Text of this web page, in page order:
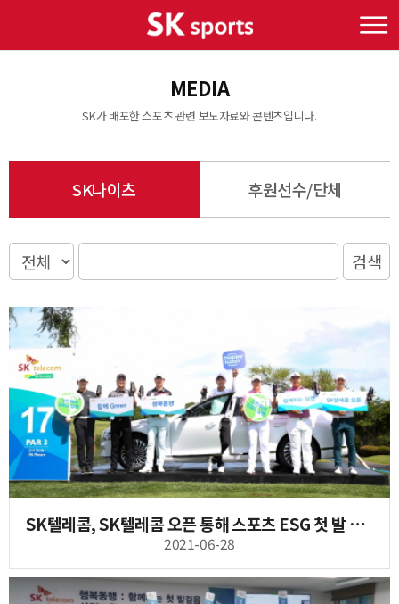
MEDIA
SK가 배포한 스포츠 관련 보도자료와 콘텐츠입니다.
SK나이츠 후원선수/단체
SK텔레콤, SK텔레콤 오픈 통해 스포츠 ESG 첫 발 내딛는다
2021-06-28